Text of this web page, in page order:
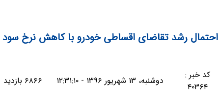
احتمال رشد تقاضای اقساطی خودرو با کاهش نرخ سود
کد خبر :
۴۰۳۶۴
دوشنبه، ۱۳ شهریور ۱۳۹۶ - ۱۲:۳۱:۱۰ ۶۸۶۶ بازدید